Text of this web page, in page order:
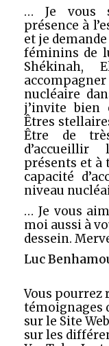
… Je vous
présence à
et je
féminins de
Shékinah,
nucléaire
j’invite bien
Êtres
Être de
présents et à
capacité
niveau
… Je vous
moi aussi à
dessein.
Luc
Vous pourrez
témoignages
sur le Site
sur les